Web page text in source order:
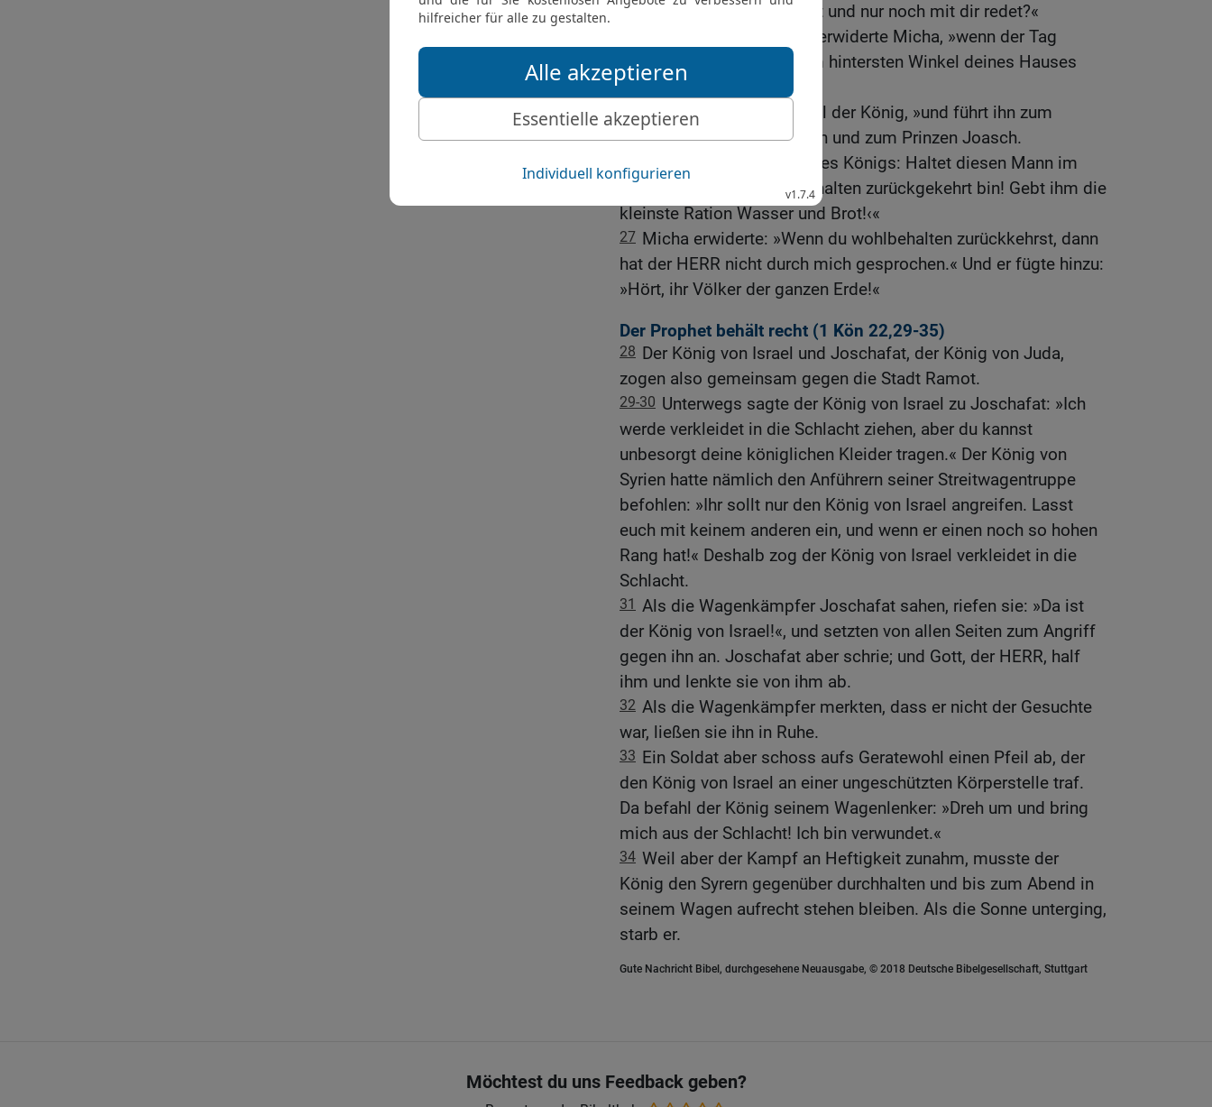
HERRN mich verlassen hat und nur noch mit dir redet?«
»Du wirst es ja sehen«, erwiderte Micha, »wenn der Tag
kommt, an dem du dich im hintersten Winkel deines Hauses
verstecken wirst.«
»Nehmt ihn fest«, befahl der König, »und führt ihn zum
Stadtkommandanten Amon und zum Prinzen Joasch.
Sagt zu ihnen: ›Befehl des Königs: Haltet diesen Mann im
Gefängnis, bis ich wohlbehalten zurückgekehrt bin! Gebt ihm die
kleinste Ration Wasser und Brot!‹«
27 Micha erwiderte: »Wenn du wohlbehalten zurückkehrst, dann
hat der HERR nicht durch mich gesprochen.« Und er fügte hinzu:
»Hört, ihr Völker der ganzen Erde!«
Der Prophet behält recht (1 Kön 22,29-35)
28 Der König von Israel und Joschafat, der König von Juda,
zogen also gemeinsam gegen die Stadt Ramot.
29-30 Unterwegs sagte der König von Israel zu Joschafat: »Ich
werde verkleidet in die Schlacht ziehen, aber du kannst
unbesorgt deine königlichen Kleider tragen.« Der König von
Syrien hatte nämlich den Anführern seiner Streitwagentruppe
befohlen: »Ihr sollt nur den König von Israel angreifen. Lasst
euch mit keinem anderen ein, und wenn er einen noch so hohen
Rang hat!« Deshalb zog der König von Israel verkleidet in die
Schlacht.
31 Als die Wagenkämpfer Joschafat sahen, riefen sie: »Da ist
der König von Israel!«, und setzten von allen Seiten zum Angriff
gegen ihn an. Joschafat aber schrie; und Gott, der HERR, half
ihm und lenkte sie von ihm ab.
32 Als die Wagenkämpfer merkten, dass er nicht der Gesuchte
war, ließen sie ihn in Ruhe.
33 Ein Soldat aber schoss aufs Geratewohl einen Pfeil ab, der
den König von Israel an einer ungeschützten Körperstelle traf.
Da befahl der König seinem Wagenlenker: »Dreh um und bring
mich aus der Schlacht! Ich bin verwundet.«
34 Weil aber der Kampf an Heftigkeit zunahm, musste der
König den Syrern gegenüber durchhalten und bis zum Abend in
seinem Wagen aufrecht stehen bleiben. Als die Sonne unterging,
starb er.
Gute Nachricht Bibel, durchgesehene Neuausgabe, © 2018 Deutsche Bibelgesellschaft, Stuttgart
Möchtest du uns Feedback geben?